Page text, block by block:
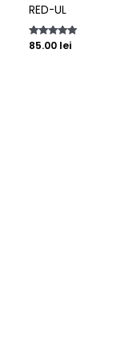
RED-UL
Evaluat la
85.00 lei